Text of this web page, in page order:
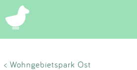
< Wohngebietspark Ost